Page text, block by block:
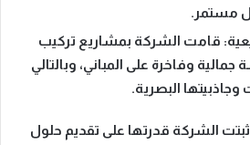
مستمر.
: قامت الشركة بمشاريع تركيب
جمالية وفاخرة على المباني، وبالتالي
وجاذبيتها البصرية.
الشركة قدرتها على تقديم حلول